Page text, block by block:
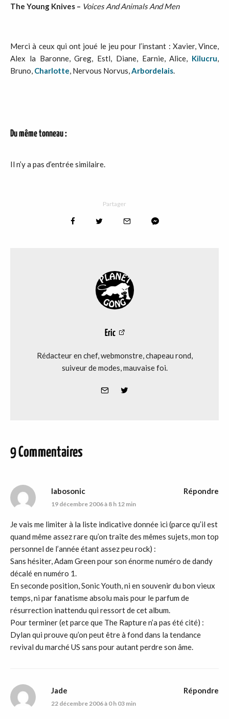
The Young Knives – Voices And Animals And Men
Merci à ceux qui ont joué le jeu pour l’instant : Xavier, Vince,
Alex la Baronne, Greg, Estl, Diane, Earnie, Alice, Kilucru,
Bruno, Charlotte, Nervous Norvus,Arbordelais.
Du même tonneau :
Il n’y a pas d’entrée similaire.
Partager
Eric
Rédacteur en chef, webmonstre, chapeau rond,
suiveur de modes, mauvaise foi.
9 Commentaires
labosonic
19 décembre 2006 à 8 h 12 min
Je vais me limiter à la liste indicative donnée ici (parce qu’il est
quand même assez rare qu’on traîte des mêmes sujets, mon top
personnel de l’année étant assez peu rock) :
Sans hésiter, Adam Green pour son énorme numéro de dandy
décalé en numéro 1.
En seconde position, Sonic Youth, ni en souvenir du bon vieux
temps, ni par fanatisme absolu mais pour le parfum de
résurrection inattendu qui ressort de cet album.
Pour terminer (et parce que The Rapture n’a pas été cité) :
Dylan qui prouve qu’on peut être à fond dans la tendance
revival du marché US sans pour autant perdre son âme.
Répondre
Jade
22 décembre 2006 à 0 h 03 min
Répondre